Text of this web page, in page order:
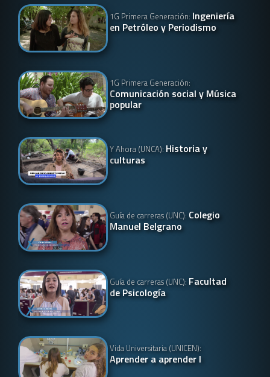
1G Primera Generación: Ingeniería
en Petróleo y Periodismo
1G Primera Generación:
Comunicación social y Música
popular
Y Ahora (UNCA): Historia y
culturas
Guía de carreras (UNC): Colegio
Manuel Belgrano
Guía de carreras (UNC): Facultad
de Psicología
Vida Universitaria (UNICEN):
Aprender a aprender I